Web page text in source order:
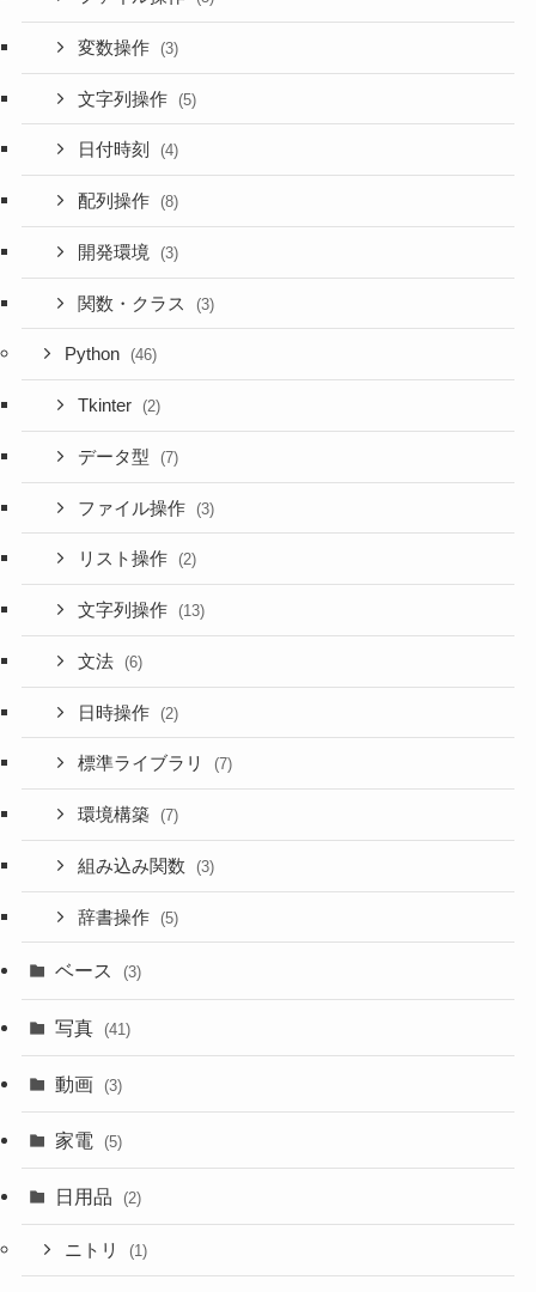
変数操作 (3)
文字列操作 (5)
日付時刻 (4)
配列操作 (8)
開発環境 (3)
関数・クラス (3)
Python (46)
Tkinter (2)
データ型 (7)
ファイル操作 (3)
リスト操作 (2)
文字列操作 (13)
文法 (6)
日時操作 (2)
標準ライブラリ (7)
環境構築 (7)
組み込み関数 (3)
辞書操作 (5)
ベース (3)
写真 (41)
動画 (3)
家電 (5)
日用品 (2)
ニトリ (1)